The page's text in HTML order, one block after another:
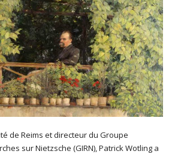
de Reims et directeur du Groupe
sur Nietzsche (GIRN), Patrick Wotling a